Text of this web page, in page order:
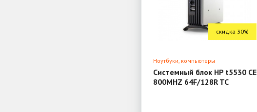
скидка 30%
Ноутбуки, компьютеры
Системный блок HP t5530 CE
800MHZ 64F/128R TC